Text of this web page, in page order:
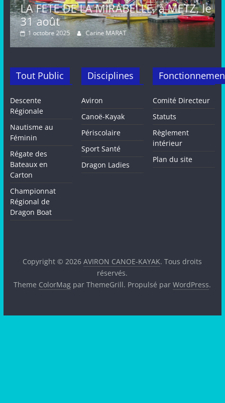
LA MIRABELLE, à METZ, le
Carine MARAT
FETE de la
août, METZ
16 septembre 2024
Tout Public
Descente
Régionale
Nautisme au
Féminin
Régate des
Bateaux en
Carton
Championnat
Régional de
Dragon Boat
Disciplines
Aviron
Canoë-Kayak
Périscolaire
Sport Santé
Dragon Ladies
Comité Directeur
Statuts
Règlement
intérieur
Plan du site
Copyright © 2026AVIRON CANOE-KAYAK. Tous droits
réservés.
Theme ColorMag par ThemeGrill. Propulsé parWordPress.